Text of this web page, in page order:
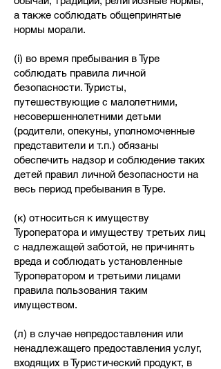
а также соблюдать общепринятые
нормы морали.
(i) во время пребывания в Туре
соблюдать правила личной
безопасности. Туристы,
путешествующие с малолетними,
несовершеннолетними детьми
(родители, опекуны, уполномоченные
представители и т.п.) обязаны
обеспечить надзор и соблюдение таких
детей правил личной безопасности на
весь период пребывания в Туре.
(к) относиться к имуществу
Туроператора и имуществу третьих лиц
с надлежащей заботой, не причинять
вреда и соблюдать установленные
Туроператором и третьими лицами
правила пользования таким
имуществом.
(л) в случае непредоставления или
ненадлежащего предоставления услуг,
входящих в Туристический продукт, в